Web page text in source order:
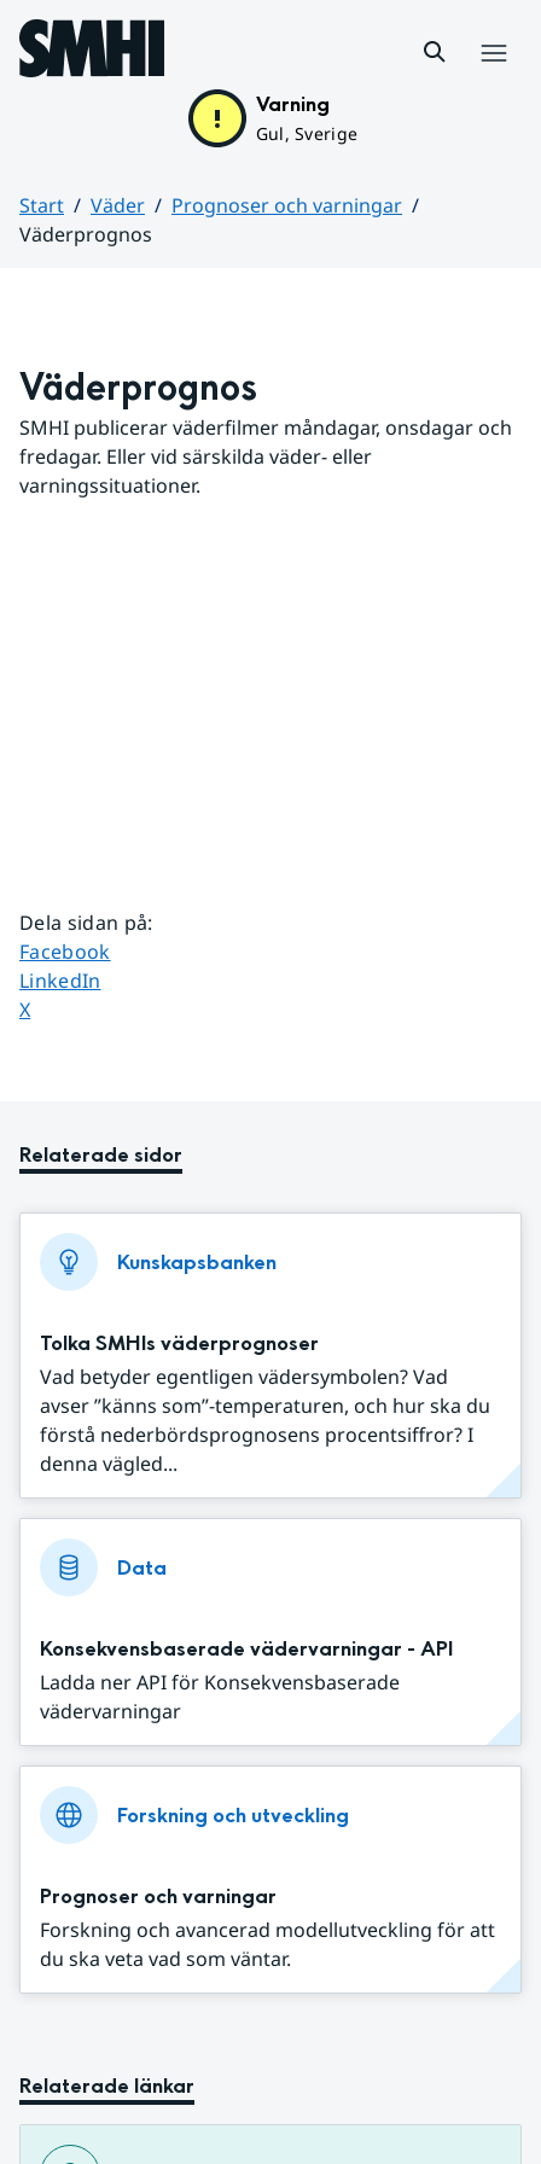
Hoppa till sidans innehåll
Varning
Gul, Sverige
Start Väder
Prognoser och varningar
Väderprognos
Väderprognos
SMHI publicerar väderfilmer måndagar, onsdagar och
fredagar. Eller vid särskilda väder- eller
varningssituationer.
Dela sidan på:
Dela sidan på
Facebook
Dela sidan på
LinkedIn
Dela sidan på
X
Relaterade sidor
Kunskapsbanken
Tolka SMHIs väderprognoser
Vad betyder egentligen vädersymbolen? Vad
avser ”känns som”-temperaturen, och hur ska du
förstå nederbördsprognosens procentsiffror? I
denna vägled...
Data
Konsekvensbaserade vädervarningar - API
Ladda ner API för Konsekvensbaserade
vädervarningar
Forskning och utveckling
Prognoser och varningar
Forskning och avancerad modellutveckling för att
du ska veta vad som väntar.
Relaterade länkar